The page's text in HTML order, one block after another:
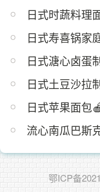
日式时蔬料理
日式寿喜锅家
日式溏心卤蛋
日式土豆沙拉
日式苹果面包
流心南瓜巴斯
鄂ICP备